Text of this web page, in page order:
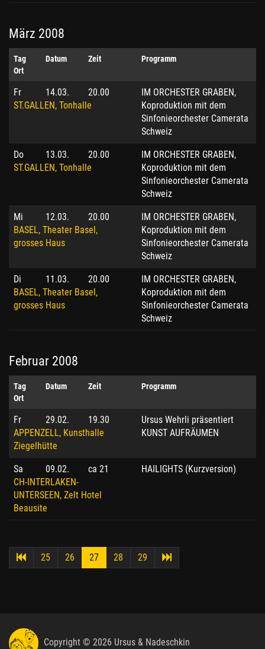
März 2008
Tag Datum
Zeit
Ort
Programm
Fr 14.03.
20.00
ST.GALLEN, Tonhalle
IM ORCHESTER GRABEN,
Koproduktion mit dem
Sinfonieorchester Camerata
Schweiz
Do 13.03.
20.00
ST.GALLEN, Tonhalle
IM ORCHESTER GRABEN,
Koproduktion mit dem
Sinfonieorchester Camerata
Schweiz
Mi 12.03.
20.00
BASEL, Theater Basel,
grosses Haus
IM ORCHESTER GRABEN,
Koproduktion mit dem
Sinfonieorchester Camerata
Schweiz
Di 11.03.
20.00
BASEL, Theater Basel,
grosses Haus
IM ORCHESTER GRABEN,
Koproduktion mit dem
Sinfonieorchester Camerata
Schweiz
Februar 2008
Tag Datum
Zeit
Ort
Programm
Fr 29.02.
19.30
APPENZELL, Kunsthalle
Ziegelhütte
Ursus Wehrli präsentiert
KUNST AUFRÄUMEN
Sa 09.02.
ca 21
CH-INTERLAKEN-
UNTERSEEN, Zelt Hotel
Beausite
HAILIGHTS (Kurzversion)
25 26 27 28 29
Copyright © 2026 Ursus & Nadeschkin